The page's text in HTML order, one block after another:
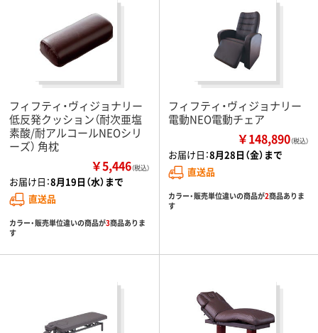
フィフティ・ヴィジョナリー
低反発クッション（耐次亜塩
素酸/耐アルコールNEOシリ
ーズ） 角枕
￥5,446（税込）
お届け日：8月19日（水）まで
直送品
カラー・販売単位違いの商品が3商品ありま
す
フィフティ・ヴィジョナリー
電動NEO電動チェア
￥148,890（税込）
お届け日：8月28日（金）まで
直送品
カラー・販売単位違いの商品が2商品ありま
す